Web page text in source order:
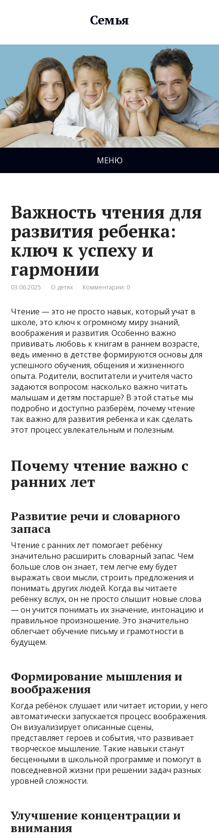
Семья
МЕНЮ
Важность чтения для
развития ребенка:
ключ к успеху и
гармонии
03.06.2025 О детях Комментарии: 0
Чтение — это не просто навык, который учат в
школе, это ключ к огромному миру знаний,
воображения и развития. Особенно важно
прививать любовь к книгам в раннем возрасте,
ведь именно в детстве формируются основы для
успешного обучения, общения и жизненного
опыта. Родители, воспитатели и учителя часто
задаются вопросом: насколько важно читать
малышам и детям постарше? В этой статье мы
подробно и доступно разберём, почему чтение
так важно для развития ребенка и как сделать
этот процесс увлекательным и полезным.
Почему чтение важно с
ранних лет
Развитие речи и словарного
запаса
Чтение с ранних лет помогает ребёнку
значительно расширить словарный запас. Чем
больше слов он знает, тем легче ему будет
выражать свои мысли, строить предложения и
понимать других людей. Когда вы читаете
ребёнку вслух, он не просто слышит новые слова
— он учится понимать их значение, интонацию и
правильное произношение. Это значительно
облегчает обучение письму и грамотности в
будущем.
Формирование мышления и
воображения
Когда ребёнок слушает или читает истории, у него
автоматически запускается процесс воображения.
Он визуализирует описанные сцены,
представляет героев и события, что развивает
творческое мышление. Такие навыки станут
бесценными в школьной программе и помогут в
повседневной жизни при решении задач разных
уровней сложности.
Улучшение концентрации и
внимания